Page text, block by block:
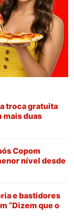
troca gratuita
mais duas
Copom
nível desde
e bastidores
“Dizem que o